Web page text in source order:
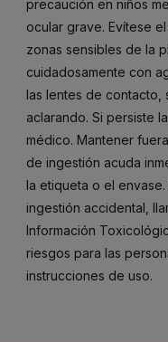
precaución en niños
ocular grave. Evítese
zonas sensibles de la
cuidadosamente con
las lentes de contacto,
aclarando. Si persiste
médico. Mantener
de ingestión acuda
la etiqueta o el
ingestión accidental,
Información
riesgos para las
instrucciones de uso.